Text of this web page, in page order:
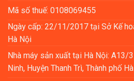
Mã số thuế: 0108069455
Ngày cấp: 22/11/2017 tại Sở Kế
Hà Nội
Nhà máy sản xuất tại Hà Nội: A13/
Ninh, Huyện Thanh Trì, Thành phố